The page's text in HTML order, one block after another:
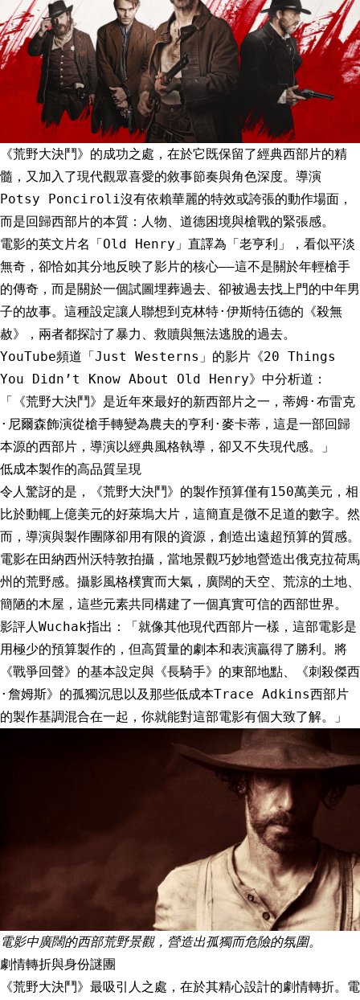
《荒野大決鬥》的成功之處，在於它既保留了經典西部片的精
髓，又加入了現代觀眾喜愛的敘事節奏與角色深度。導演
Potsy Ponciroli沒有依賴華麗的特效或誇張的動作場面，
而是回歸西部片的本質：人物、道德困境與槍戰的緊張感。
電影的英文片名「Old Henry」直譯為「老亨利」，看似平淡
無奇，卻恰如其分地反映了影片的核心——這不是關於年輕槍手
的傳奇，而是關於一個試圖埋葬過去、卻被過去找上門的中年男
子的故事。這種設定讓人聯想到克林特·伊斯特伍德的《殺無
赦》，兩者都探討了暴力、救贖與無法逃脫的過去。
YouTube頻道「Just Westerns」的影片《20 Things
You Didn’t Know About Old Henry》中分析道：
「《荒野大決鬥》是近年來最好的新西部片之一，蒂姆·布雷克
·尼爾森飾演從槍手轉變為農夫的亨利·麥卡蒂，這是一部回歸
本源的西部片，導演以經典風格執導，卻又不失現代感。」
低成本製作的高品質呈現
令人驚訝的是，《荒野大決鬥》的製作預算僅有150萬美元，相
比於動輒上億美元的好萊塢大片，這簡直是微不足道的數字。然
而，導演與製作團隊卻用有限的資源，創造出遠超預算的質感。
電影在田納西州沃特敦拍攝，當地景觀巧妙地營造出俄克拉荷馬
州的荒野感。攝影風格樸實而大氣，廣闊的天空、荒涼的土地、
簡陋的木屋，這些元素共同構建了一個真實可信的西部世界。
影評人Wuchak指出：「就像其他現代西部片一樣，這部電影是
用極少的預算製作的，但高質量的劇本和表演贏得了勝利。將
《戰爭回聲》的基本設定與《長騎手》的東部地點、《刺殺傑西
·詹姆斯》的孤獨沉思以及那些低成本Trace Adkins西部片
的製作基調混合在一起，你就能對這部電影有個大致了解。」
電影中廣闊的西部荒野景觀，營造出孤獨而危險的氛圍。
劇情轉折與身份謎團
《荒野大決鬥》最吸引人之處，在於其精心設計的劇情轉折。電